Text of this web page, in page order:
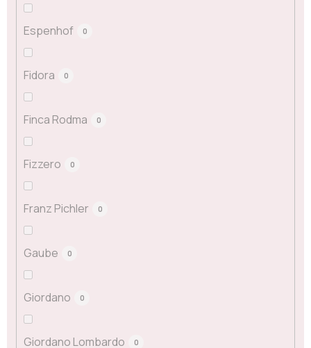
Espenhof 0
Fidora 0
Finca Rodma 0
Fizzero 0
Franz Pichler 0
Gaube 0
Giordano 0
Giordano Lombardo 0